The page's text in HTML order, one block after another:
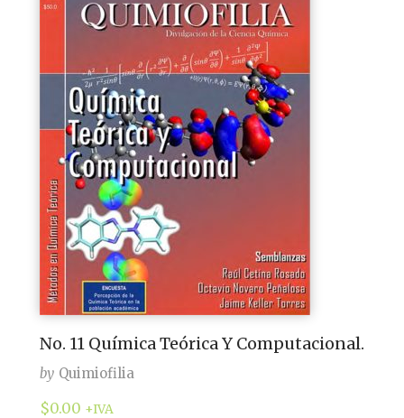
No. 11 Química Teórica Y Computacional.
by Quimiofilia
$0.00 +IVA